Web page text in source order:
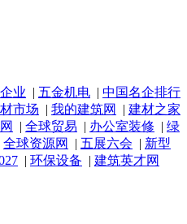
业 | 五金机电 | 中国名企排行
市场 | 我的建筑网 | 建材之家
| 全球贸易 | 办公室装修 | 绿
全球资源网 | 五展六会 | 新型
| 环保设备 | 建筑英才网